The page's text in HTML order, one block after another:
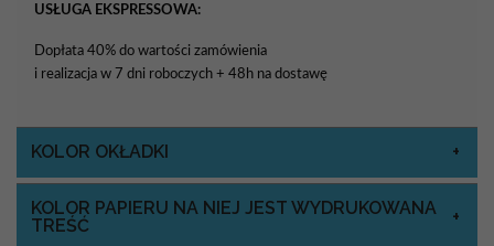
USŁUGA EKSPRESSOWA:
Dopłata 40% do wartości zamówienia
i realizacja w 7 dni roboczych + 48h na dostawę
KOLOR OKŁADKI
KOLOR PAPIERU NA NIEJ JEST WYDRUKOWANA
TREŚĆ